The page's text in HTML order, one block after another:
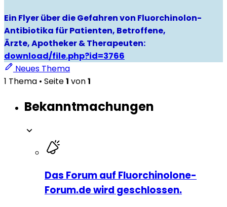
Ein Flyer über die Gefahren von Fluorchinolon-
Antibiotika für Patienten, Betroffene,
Ärzte, Apotheker & Therapeuten:
download/file.php?id=3766
Neues Thema
1 Thema • Seite1 von1
Bekanntmachungen
Das Forum auf Fluorchinolone-
Forum.de wird geschlossen.